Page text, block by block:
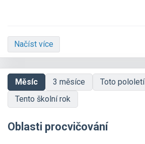
Načíst více
Měsíc 3 měsíce
Toto pololetí
Tento školní rok
Oblasti procvičování